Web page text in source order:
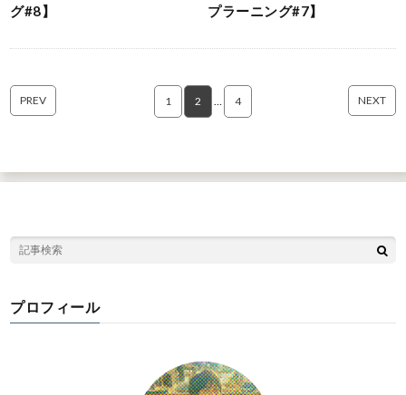
グ#8】
プラーニング#7】
PREV 1 2 4 NEXT
プロフィール